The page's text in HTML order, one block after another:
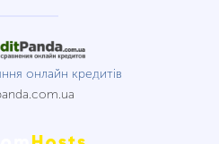
онлайн кредитів